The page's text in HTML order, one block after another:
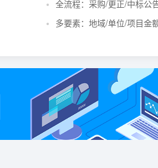
全流程：采购/更正/中标公
多要素：地域/单位/项目金